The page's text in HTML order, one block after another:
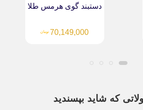
دستبند گوی هرمس طلا
70,149,000 تومان
که شاید بپسندید